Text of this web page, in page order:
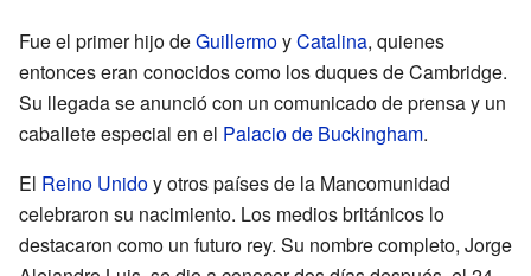
Fue el primer hijo deGuillermoyCatalina, quienes
entonces eran conocidos como los duques de Cambridge.
Su llegada se anunció con un comunicado de prensa y un
caballete especial en el Palacio de Buckingham.
El Reino Unidoy otros países de la Mancomunidad
celebraron su nacimiento. Los medios británicos lo
destacaron como un futuro rey. Su nombre completo, Jorge